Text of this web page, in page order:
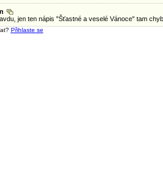
jen ten nápis "Šťastné a veselé Vánoce" tam
Přihlaste se